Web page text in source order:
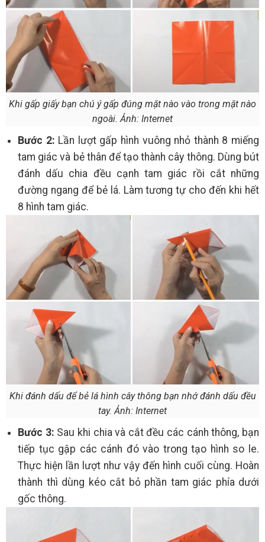
Khi gấp giấy bạn chú ý gấp đúng mặt nào vào trong mặt nào
ngoài. Ảnh: Internet
Bước 2: Lần lượt gấp hình vuông nhỏ thành 8 miếng
tam giác và bẻ thân để tạo thành cây thông. Dùng bút
đánh dấu chia đều cạnh tam giác rồi cắt những
đường ngang để bẻ lá. Làm tương tự cho đến khi hết
8 hình tam giác.
Khi đánh dấu để bẻ lá hình cây thông bạn nhớ đánh dấu đều
tay. Ảnh: Internet
Bước 3: Sau khi chia và cắt đều các cánh thông, bạn
tiếp tục gập các cánh đó vào trong tạo hình so le.
Thực hiện lần lượt như vậy đến hình cuối cùng. Hoàn
thành thì dùng kéo cắt bỏ phần tam giác phía dưới
gốc thông.